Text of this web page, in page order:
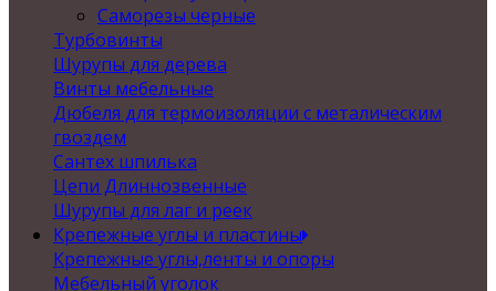
Саморезы черные
Турбовинты
Шурупы для дерева
Винты мебельные
Дюбеля для термоизоляции с металическим
гвоздем
Сантех шпилька
Цепи Длиннозвенные
Шурупы для лаг и реек
Крепежные углы и пластины
Крепежные углы,ленты и опоры
Мебельный уголок